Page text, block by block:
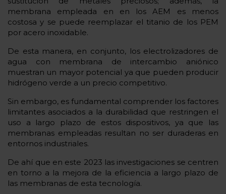
membrana empleada en en los AEM es menos
costosa y se puede reemplazar el titanio de los PEM
por acero inoxidable.
De esta manera, en conjunto, los electrolizadores de
agua con membrana de intercambio aniónico
muestran un mayor potencial ya que pueden producir
hidrógeno verde a un precio competitivo.
Sin embargo, es fundamental comprender los factores
limitantes asociados a la durabilidad que restringen el
uso a largo plazo de estos dispositivos, ya que las
membranas empleadas resultan no ser duraderas en
entornos industriales.
De ahí que en este 2023 las investigaciones se centren
en torno a la mejora de la eficiencia a largo plazo de
las membranas de esta tecnología.